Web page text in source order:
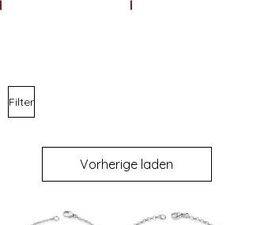
Filter
Vorherige laden